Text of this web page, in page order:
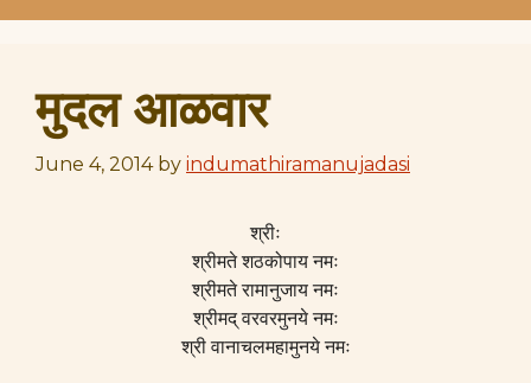
मुदल आळवार
June 4, 2014 by indumathiramanujadasi
श्रीः
श्रीमते शठकोपाय नमः
श्रीमते रामानुजाय नमः
श्रीमद् वरवरमुनये नमः
श्री वानाचलमहामुनये नमः